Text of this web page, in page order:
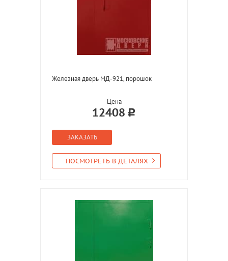
Железная дверь МД-921, порошок
Цена
12408
ЗАКАЗАТЬ
ПОСМОТРЕТЬ В ДЕТАЛЯХ